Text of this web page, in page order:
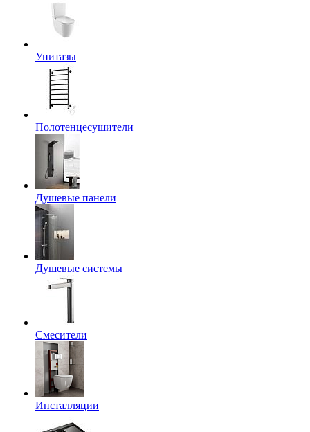
Унитазы
Полотенцесушители
Душевые панели
Душевые системы
Смесители
Инсталляции